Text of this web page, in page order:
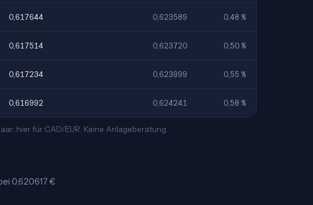
0,617644 0,623589 0,48 %
0,617514 0,623720 0,50 %
0,617234 0,623999 0,55 %
0,616992 0,624241 0,58 %
hier für CAD/EUR. Keine Anlageberatung.
0,620617 €